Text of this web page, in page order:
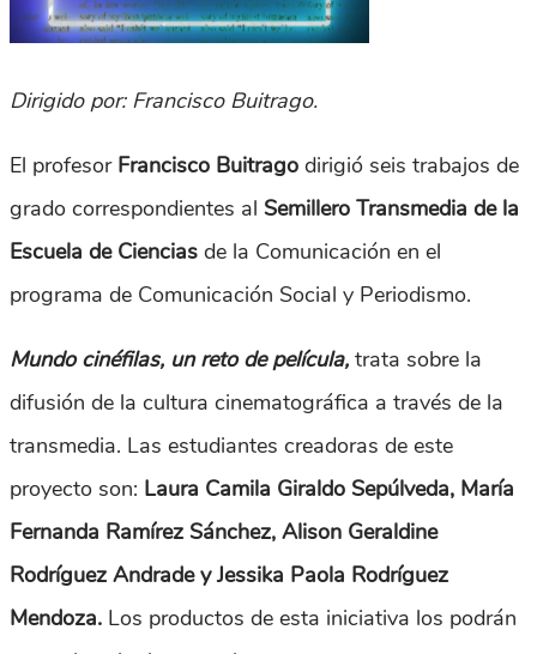
Dirigido por: Francisco Buitrago.
El profesor Francisco Buitrago dirigió seis trabajos de
grado correspondientes al Semillero Transmedia de la
Escuela de Ciencias de la Comunicación en el
programa de Comunicación Social y Periodismo.
Mundo cinéfilas, un reto de película, trata sobre la
difusión de la cultura cinematográfica a través de la
transmedia. Las estudiantes creadoras de este
proyecto son: Laura Camila Giraldo Sepúlveda, María
Fernanda Ramírez Sánchez, Alison Geraldine
Rodríguez Andrade y Jessika Paola Rodríguez
Mendoza. Los productos de esta iniciativa los podrán